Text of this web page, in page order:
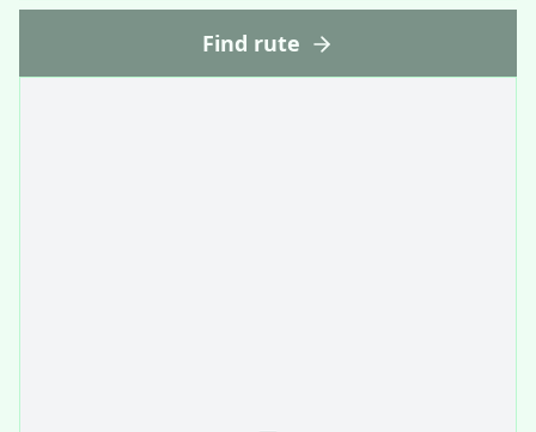
Find rute